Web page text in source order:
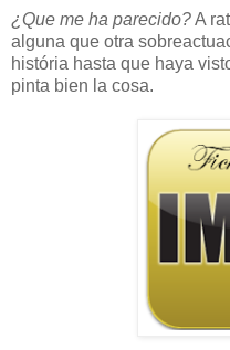
¿Que me ha parecido?A
alguna que otra
história hasta que haya
pinta bien la cosa.